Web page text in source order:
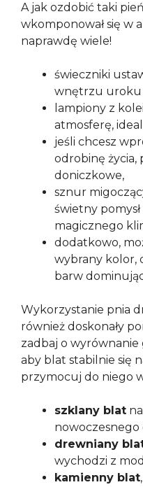
A jak ozdobić taki
wkomponował się w
naprawdę wiele!
świeczniki
wnętrzu uroku
lampiony z
atmosferę,
jeśli chcesz
odrobinę życia,
doniczkowe,
sznur
świetny
magicznego
dodatkowo,
wybrany kolor,
barw
Wykorzystanie pnia
również doskonały
zadbaj o
aby blat stabilnie się
przymocuj do niego
szklany blat
drewniany
wychodzi z
kamienny blat